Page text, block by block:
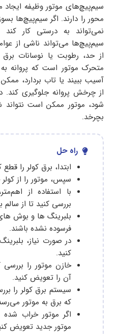
سیم‌پیچ‌های موتور وظیفه
محور را دارند. اگر سیم‌پیچ‌ها
نمی‌تواند به درستی کار
سیم‌پیچ‌ها می‌تواند ناشی از
از حد، رطوبت یا نوسانات
متحرک موتور است که پروانه
آسیب ببیند یا تاب بردارد،
از چرخش پروانه جلوگیری کند.
شود، موتور ممکن است نتواند
بچرخد.
راه حل
ابتدا، برق کولر را قطع
سپس، موتور را از
با استفاده از
بررسی کنید تا از
بلبرینگ ها و بوش
فرسوده نشده باشند.
در صورت نیاز،
کنید.
خازن موتور را
آن را تعویض کنید.
سیستم برق کولر را
که برق به موتور
اگر موتور خراب شده
موتور جدید تعویض